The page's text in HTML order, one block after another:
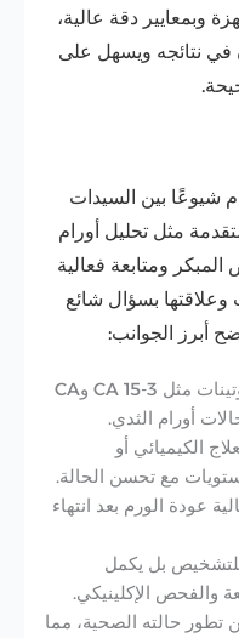
وبمعايير دقة عالية،
في نتائجه ويسهل على
شيوعًا بين السيدات
مثل تحليل أورام
ومتابعة فعالية
وعلاقتها بسؤال شائع
أبرز الجوانب:
يعتمد التحليل على قياس بروتينات مثل CA 15-3 وCA
الكيميائي أو
مع تحسن الحالة.
عودة الورم بعد انتهاء
للتشخيص بل يكمل
والفحص الإكلينيكي.
حالته الصحية، مما